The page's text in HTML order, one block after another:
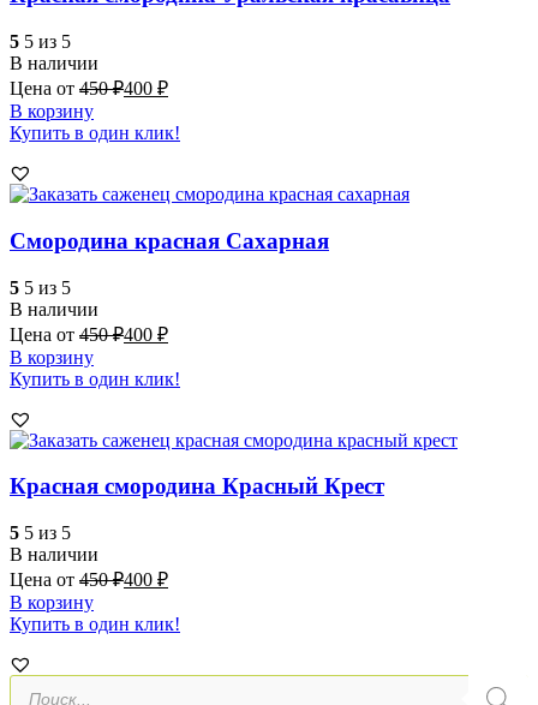
5 5 из 5
В наличии
Цена от 450₽400 ₽
В корзину
Купить в один клик!
Смородина красная Сахарная
5 5 из 5
В наличии
Цена от 450₽400 ₽
В корзину
Купить в один клик!
Красная смородина Красный Крест
5 5 из 5
В наличии
Цена от 450₽400 ₽
В корзину
Купить в один клик!
Поиск